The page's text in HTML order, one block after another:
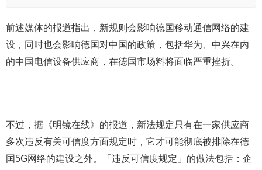
前述媒体的报道指出，新规则会影响德国移动通信网络的建
设，同时也会影响德国对中国的政策，包括华为、中兴在内
的中国电信设备供应商，在德国市场料将面临严重挫折。
不过，据《明镜在线》的报道，新法规定只有在一家供应商
多次违反有关可信度方面规定时，它才可能彻底被排除在德
国5G网络的建设之外。「违反可信度规定」的做法包括：企